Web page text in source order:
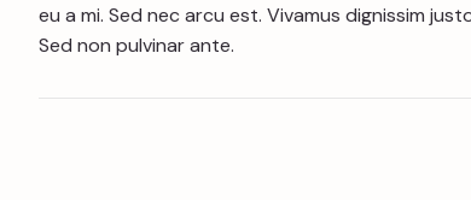
eu a mi. Sed nec arcu est. Vivamus dignissim
Sed non pulvinar ante.